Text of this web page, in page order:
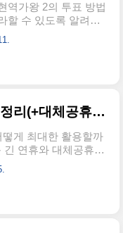
이지에서 최신 일정을
이 잦으니 참고 바랍
인 다시보기현역가
터넷으로도 현역가
할 수 있습니다. 다
역가왕 2의 투표 방법
할 수 있도록 알려드
자들의 무대에 날개
정인데요. 네이버 앱
활용해 간단하게 참여
꿈을 응원하는 멋진
현역가왕 2의 투표는
지 않으셨다면 앱 스
운로드 가능합니
기 네이버 앱 다운
버 앱 다운로드 (아
표 방법: 간단히 따
2025년 공휴일과 황금연휴 총정리(+대체공휴일, 연차 활용법까지)📅
게 최대한 활용할까
긴 연휴와 대체공휴일
기다려온 황금 같은
니다! 특히 주 5일제
일의 휴식이 예정되
하면 긴 연휴를 즐길